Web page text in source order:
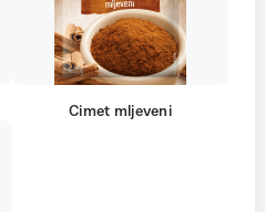
Cimet mljeveni